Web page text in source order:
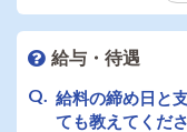
外国籍の者です
給与・待遇
給料の締め日と
ても教えてくださ